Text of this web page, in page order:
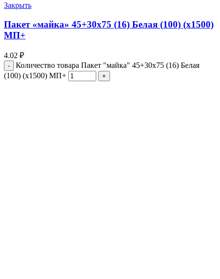
Закрыть
Пакет «майка» 45+30х75 (16) Белая (100) (х1500)
МП+
4.02 ₽
Количество товара Пакет "майка" 45+30х75 (16) Белая
(100) (х1500) МП+